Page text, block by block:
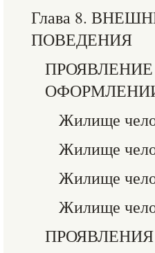
Глава 8.
ПОВЕДЕНИЯ
Жилище
Жилище
Жилище
Жилище